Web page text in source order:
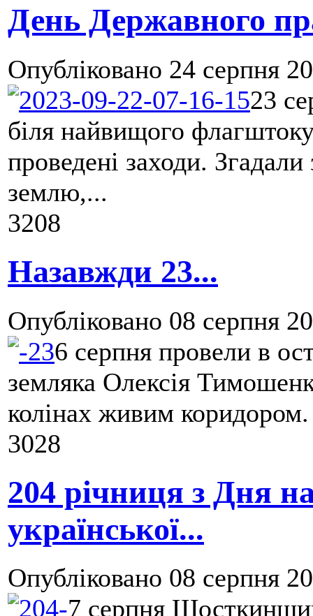
День Державного
Опубліковано 24 серпня
23
біля найвищого
проведені заходи.
землю,...
3208
Назавжди 23...
Опубліковано 08 серпня
6 серпня провели в
земляка Олексія
колінах живим
3028
204 річниця з Дня
української...
Опубліковано 08 серпня
7 серпня